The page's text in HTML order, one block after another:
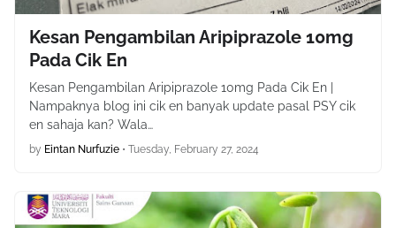
Kesan Pengambilan Aripiprazole 10mg
Pada Cik En
Kesan Pengambilan Aripiprazole 10mg Pada Cik En |
Nampaknya blog ini cik en banyak update pasal PSY cik
en sahaja kan? Wala…
by Eintan Nurfuzie • Tuesday, February 27, 2024